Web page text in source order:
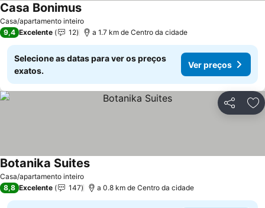
Casa/apartamento inteiro
Casa Bonimus
9,4 Excelente 12 a 1.7 km de Centro da cidade
Selecione as datas para ver os preços
exatos.
Ver preços
Partilhar
Casa/apartamento inteiro
Botanika Suites
8,8 Excelente 147 a 0.8 km de Centro da cidade